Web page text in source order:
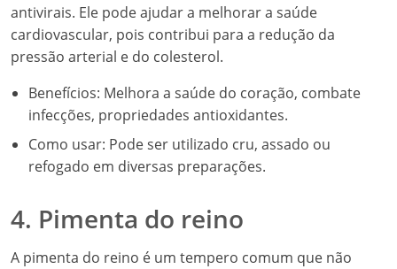
antivirais. Ele pode ajudar a melhorar a saúde
cardiovascular, pois contribui para a redução da
pressão arterial e do colesterol.
Benefícios: Melhora a saúde do coração, combate
infecções, propriedades antioxidantes.
Como usar: Pode ser utilizado cru, assado ou
refogado em diversas preparações.
4. Pimenta do reino
A pimenta do reino é um tempero comum que não